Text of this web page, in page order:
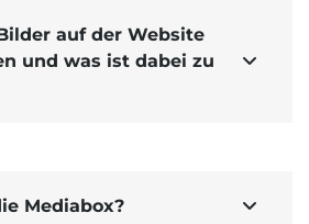
auf der Website
und was ist dabei zu

Mediabox? 